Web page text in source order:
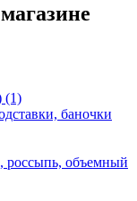
(1)
баночки
россыпь, объемный